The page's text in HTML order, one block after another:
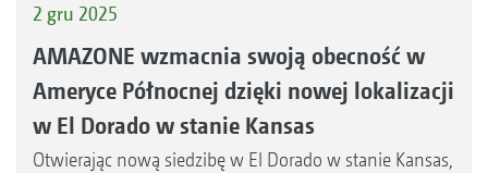
2 gru 2025
AMAZONE wzmacnia swoją obecność w
Ameryce Północnej dzięki nowej lokalizacji
w El Dorado w stanie Kansas
Otwierając nową siedzibę w El Dorado w stanie Kansas,